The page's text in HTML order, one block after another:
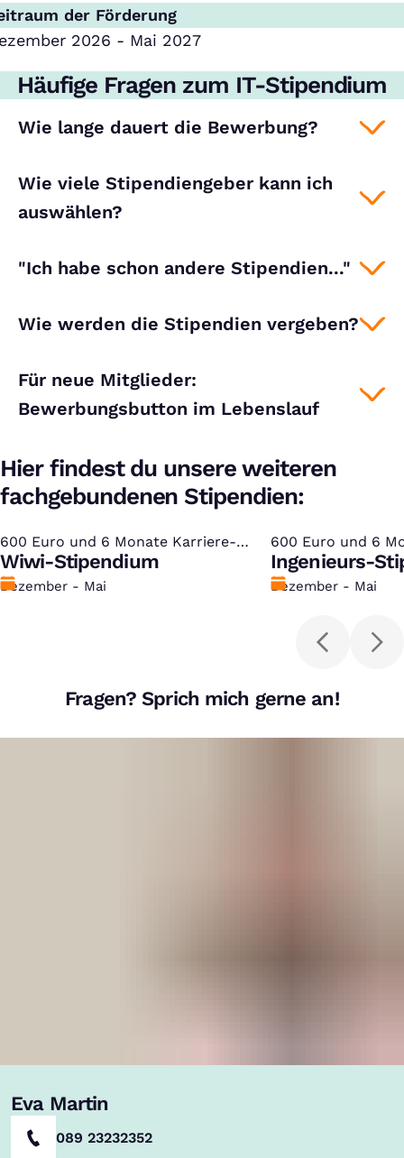
der Förderung
2026 - Mai 2027
Häufige Fragen zum IT-Stipendium
Wie lange dauert die Bewerbung?
Wie viele Stipendiengeber kann ich
auswählen?
"Ich habe schon andere Stipendien..."
Wie werden die Stipendien vergeben?
Für neue Mitglieder:
Bewerbungsbutton im Lebenslauf
Hier findest du unsere weiteren
fachgebundenen Stipendien:
600 Euro und 6 Monate Karriere-
Mentoring
:
Wiwi-Stipendium
Förderung
Dezember - Mai
600 Euro und 6
:
Ingenieurs-
Förderung
Dezember - Mai
Fragen? Sprich mich gerne an!
Eva Martin
089 23232352